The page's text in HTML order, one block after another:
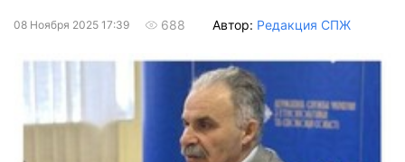
08 Ноября 2025 17:39 688 Автор: Редакция СПЖ